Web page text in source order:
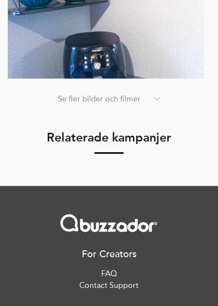
Se fler bilder och filmer
Relaterade kampanjer
For Creators
FAQ
Contact Support